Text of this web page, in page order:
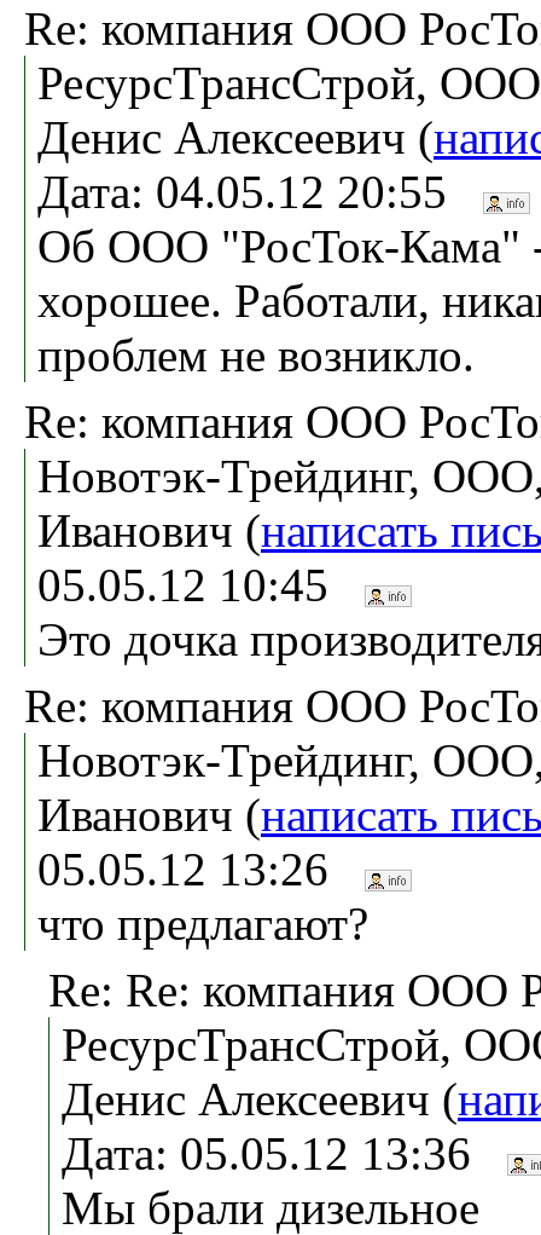
Re: компания ООО
РесурсТрансСтрой,
Денис Алексеевич (
Дата: 04.05.12 20:55
Об ООО "РосТок-Кама" -
хорошее. Работали,
проблем не возникло.
Re: компания ООО
Новотэк-Трейдинг,
Иванович (написать
05.05.12 10:45
Это дочка
Re: компания ООО
Новотэк-Трейдинг,
Иванович (написать
05.05.12 13:26
что предлагают?
Re: Re: компания ООО
РесурсТрансСтрой,
Денис Алексеевич (
Дата: 05.05.12 13:36
Мы брали дизельное